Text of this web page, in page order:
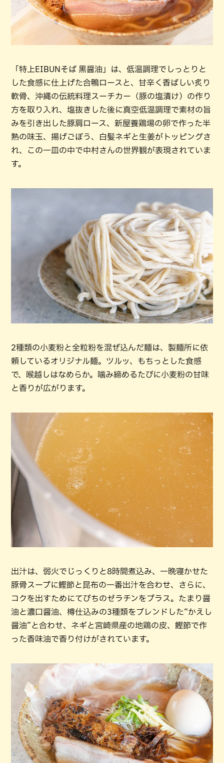
「特上EIBUNそば 黒醤油」は、低温調理でしっとりと
した食感に仕上げた合鴨ロースと、甘辛く香ばしい炙り
軟骨、沖縄の伝統料理スーチカー（豚の塩漬け）の作り
方を取り入れ、塩抜きした後に真空低温調理で素材の旨
みを引き出した豚肩ロース、新屋養鶏場の卵で作った半
熟の味玉、揚げごぼう、白髪ネギと生姜がトッピングさ
れ、この一皿の中で中村さんの世界観が表現されていま
す。
2種類の小麦粉と全粒粉を混ぜ込んだ麺は、製麺所に依
頼しているオリジナル麺。ツルッ、もちっとした食感
で、喉越しはなめらか。噛み締めるたびに小麦粉の甘味
と香りが広がります。
出汁は、弱火でじっくりと8時間煮込み、一晩寝かせた
豚骨スープに鰹節と昆布の一番出汁を合わせ、さらに、
コクを出すためにてびちのゼラチンをプラス。たまり醤
油と濃口醤油、樽仕込みの3種類をブレンドした“かえし
醤油”と合わせ、ネギと宮崎県産の地鶏の皮、鰹節で作
った香味油で香り付けがされています。